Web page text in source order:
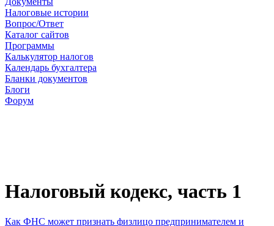
Налоговые истории
Вопрос/Ответ
Каталог сайтов
Программы
Калькулятор налогов
Календарь бухгалтера
Бланки документов
Блоги
Форум
Налоговый кодекс, часть 1
Как ФНС может признать физлицо предпринимателем и